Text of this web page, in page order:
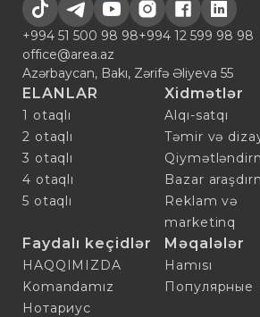
+994 51 500 98 98+994 12 599 98 98
office@area.az
Azərbaycan, Bakı, Zərifə Əliyeva 55
ELANLAR
1 otaqlı
2 otaqlı
3 otaqlı
4 otaqlı
5 otaqlı
Xidmətlər
Alqı-satqı
Təmir və
Bazar
Reklam və
marketinq
Faydalı keçidlər
HAQQIMIZDA
Komandamız
Нотариус
Məqalələr
Hamısı
Популярные